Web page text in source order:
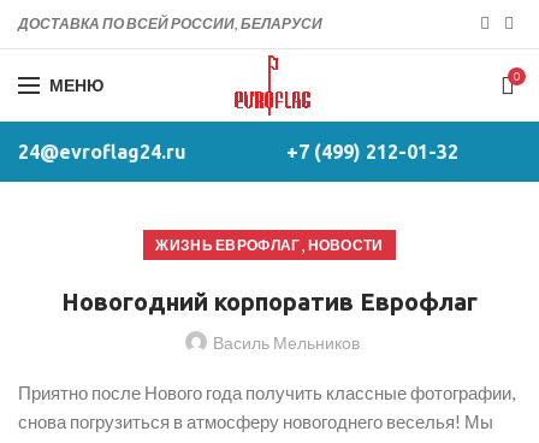
ДОСТАВКА ПО ВСЕЙ РОССИИ, БЕЛАРУСИ
МЕНЮ 0
24@evroflag24.ru +7 (499) 212-01-32
ЖИЗНЬ ЕВРОФЛАГ, НОВОСТИ
Новогодний корпоратив Еврофлаг
Василь Мельников
Приятно после Нового года получить классные фотографии,
снова погрузиться в атмосферу новогоднего веселья! Мы